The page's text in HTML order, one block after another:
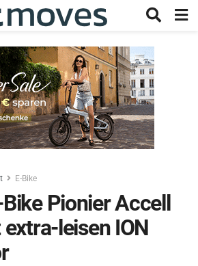
E-Bike
Pionier Accell
leisen ION